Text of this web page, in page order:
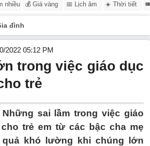
nhiều 💰 Giá vàng 📅 Lịch âm ☀️ Thời tiết
đình
2022 05:12 PM
trong việc giáo dục
trẻ
Những sai lầm trong việc giáo
trẻ em từ các bậc cha mẹ
quả khó lường khi chúng lớn